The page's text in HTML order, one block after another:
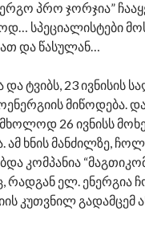
პრო ჯორჯია”
სპეციალისტები
და წასულან…
ტვიბს, 23 ივნისის
მიწოდება.
26 ივნისს
ამ ხნის მანძილზე,
კომპანია
რადგან ელ. ენერგია
კუთვნილ გადამცემ